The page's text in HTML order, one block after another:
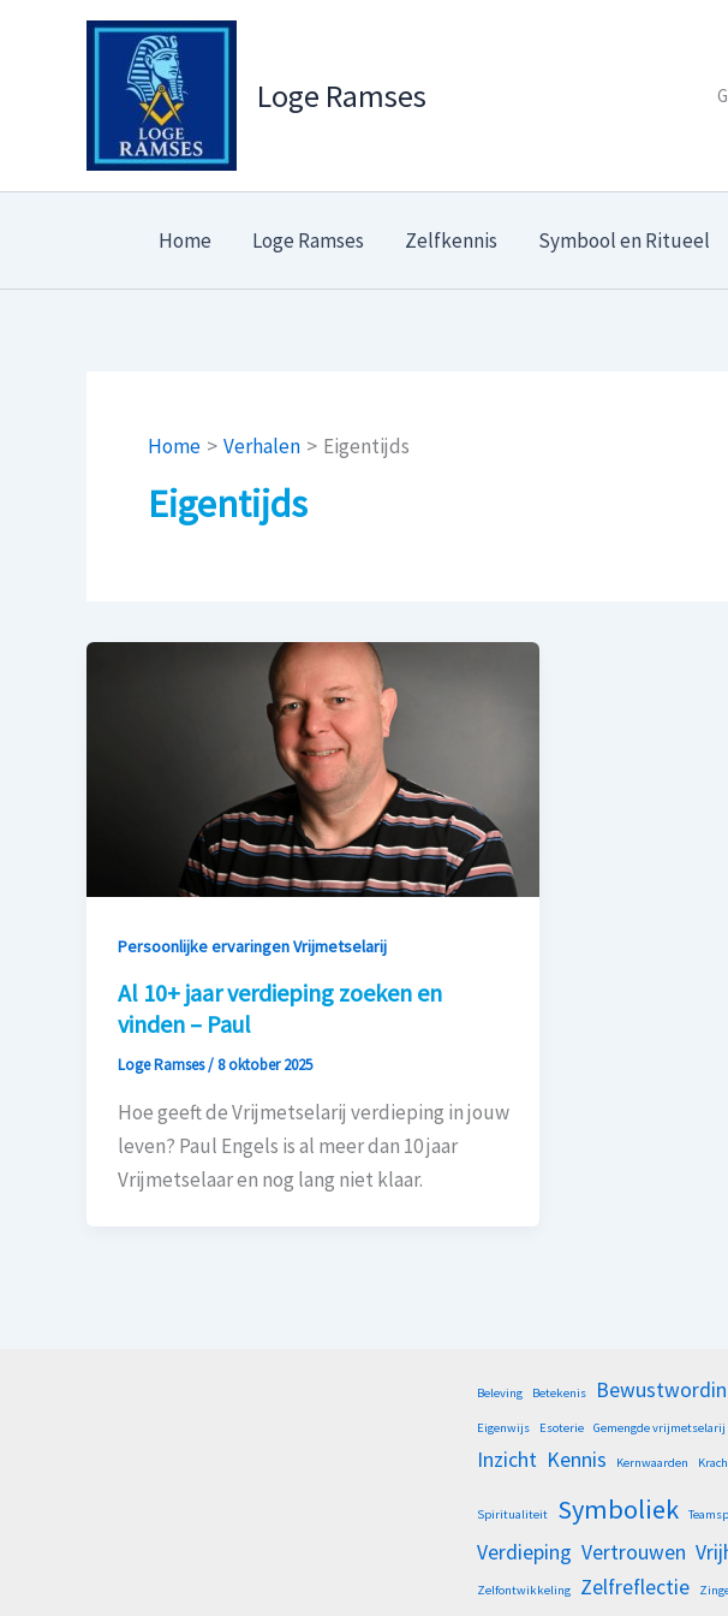
Loge Ramses
Home Loge Ramses Zelfkennis Symbool en Ritueel
Home Verhalen Eigentijds
Eigentijds
Persoonlijke ervaringen Vrijmetselarij
Al 10+ jaar verdieping zoeken en
vinden – Paul
Loge Ramses/8 oktober 2025
Hoe geeft de Vrijmetselarij verdieping in jouw
leven? Paul Engels is al meer dan 10 jaar
Vrijmetselaar en nog lang niet klaar.
Beleving Betekenis
Eigenwijs Esoterie Gemengde vrijmetselarij
Inzicht Kennis Kernwaarden
Spiritualiteit Symboliek
Verdieping Vertrouwen
Zelfontwikkeling Zelfreflectie